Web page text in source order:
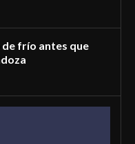
frío antes que